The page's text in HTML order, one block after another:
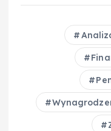
c
o
k
er
e
st